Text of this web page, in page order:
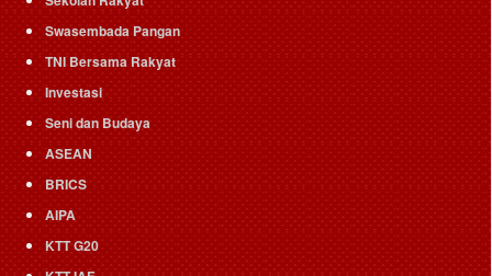
Swasembada Pangan
TNI Bersama Rakyat
Investasi
Seni dan Budaya
ASEAN
BRICS
AIPA
KTT G20